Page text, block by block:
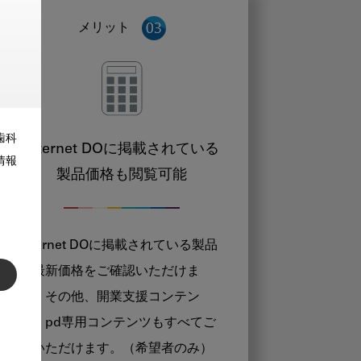
科
報
メリット
Internet DOに掲載されている
製品価格も閲覧可能
Internet DOに掲載されている製品
の最新価格をご確認いただけま
す。その他、開業支援コンテン
ツ、pd専用コンテンツもすべてご
覧いただけます。（希望者のみ）